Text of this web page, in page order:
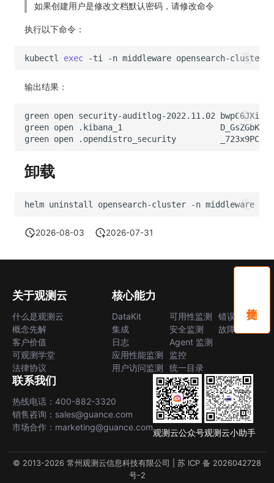
如果创建用户是修改文档默认密码，请修改命令
执行以下命令：
kubectl exec -ti -n middleware opensearch-
输出结果：
green open security-auditlog-2022.11.02
green open .kibana_1
green open .opendistro_security
卸载
helm uninstall opensearch-cluster -n middleware
2026-08-03 2026-07-31
关于观测云
什么是观测云
概念先解
客户价值
可观测学堂
法律协议
核心能力
DataKit
集成
日志
应用性能监测
用户访问监测
可用性监测
安全监测
Agent 监测
监控
统一目录
错误中心
故障中心
联系我们
热线电话：400-882-3320
销售咨询：sales@guance.com
市场合作：marketing@guance.com
观测云公众号观测云小助手
© 2013-2026 常州观测云信息科技有限公司 | 苏 ICP 备 2026042728
号-2